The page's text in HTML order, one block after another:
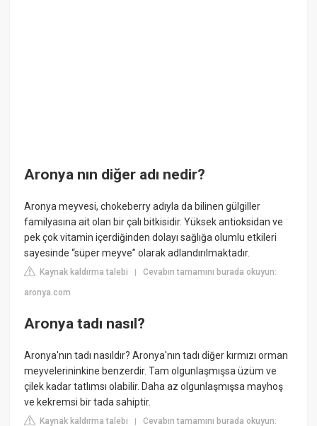
Aronya nın diğer adı nedir?
Aronya meyvesi, chokeberry adıyla da bilinen gülgiller
familyasına ait olan bir çalı bitkisidir. Yüksek antioksidan ve
pek çok vitamin içerdiğinden dolayı sağlığa olumlu etkileri
sayesinde “süper meyve” olarak adlandırılmaktadır.
Kaynak kaldırma talebi |Cevabın tamamını burada okuyun:
aronya.com
Aronya tadı nasıl?
Aronya'nın tadı nasıldır? Aronya'nın tadı diğer kırmızı orman
meyvelerininkine benzerdir. Tam olgunlaşmışsa üzüm ve
çilek kadar tatlımsı olabilir. Daha az olgunlaşmışsa mayhoş
ve kekremsi bir tada sahiptir.
Kaynak kaldırma talebi |Cevabın tamamını burada okuyun: